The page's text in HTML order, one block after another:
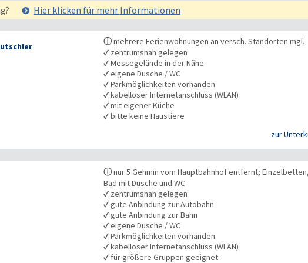
Hier klicken für mehr Informationen
ⓘmehrere Ferienwohnungen an versch. Standorten mgl.
✓ zentrumsnah gelegen
✓Messegelände in der Nähe
✓eigene Dusche / WC
✓Parkmöglichkeiten vorhanden
✓kabelloser Internetanschluss (WLAN)
✓mit eigener Küche
✓bitte keine Haustiere
zur
ⓘnur 5 Gehmin vom Hauptbahnhof entfernt;
Bad mit Dusche und WC
✓ zentrumsnah gelegen
✓gute Anbindung zur Autobahn
✓gute Anbindung zur Bahn
✓eigene Dusche / WC
✓Parkmöglichkeiten vorhanden
✓kabelloser Internetanschluss (WLAN)
✓ für größere Gruppen geeignet